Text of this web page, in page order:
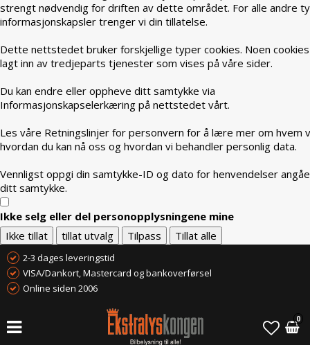
strengt nødvendig for driften av dette området. For alle andre
informasjonskapsler trenger vi din tillatelse.
Dette nettstedet bruker forskjellige typer cookies. Noen
lagt inn av tredjeparts tjenester som vises på våre sider.
Du kan endre eller oppheve ditt samtykke via
Informasjonskapselerkæring på nettstedet vårt.
Les våre Retningslinjer for personvern for å lære mer om hvem
hvordan du kan nå oss og hvordan vi behandler personlig data.
Vennligst oppgi din samtykke-ID og dato for henvendelser
ditt samtykke.
Ikke selg eller del personopplysningene mine
Ikke tillat
tillat utvalg Tilpass Tillat alle
2-3 dages leveringstid
VISA/Dankort, Mastercard og bankoverførsel
Online siden 2006
0